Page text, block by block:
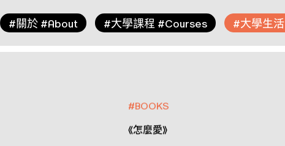
#關於#About #大學課程#Courses #大學生活
#BOOKS
《怎麼愛》